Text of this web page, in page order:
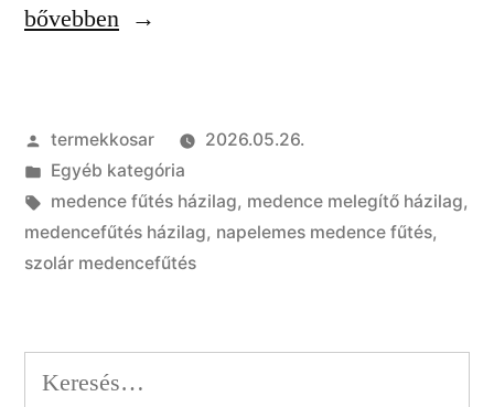
„Medencefűtés
módszer,
ami
tényleg
működhet”
bővebben
Szerző:
termekkosar
2026.05.26.
Kategória:
Egyéb kategória
Címke:
medence fűtés házilag, medence melegítő házilag,
medencefűtés házilag, napelemes medence fűtés,
szolár medencefűtés
Keresés: